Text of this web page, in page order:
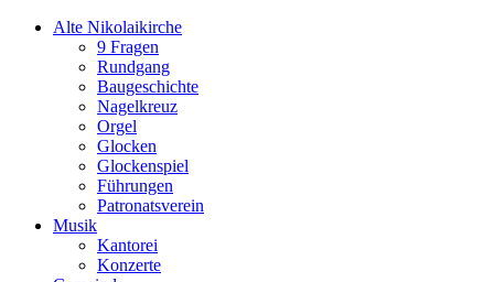
Zum
Alte Nikolaikirche
9 Fragen
Rundgang
Baugeschichte
Nagelkreuz
Orgel
Glocken
Glockenspiel
Führungen
Patronatsverein
Musik
Kantorei
Konzerte